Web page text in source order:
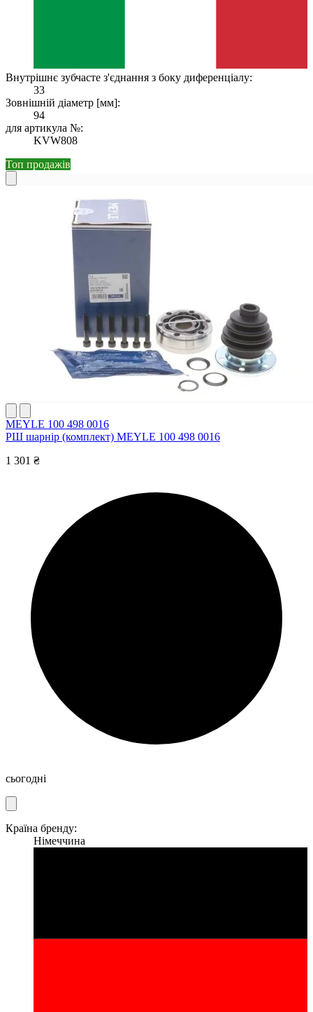
Внутрішнє зубчасте з'єднання з боку диференціалу:
33
Зовнішній діаметр [мм]:
94
для артикула №:
KVW808
Топ продажів
MEYLE 100 498 0016
РШ шарнір (комплект) MEYLE 100 498 0016
1 301 ₴
сьогодні
Країна бренду:
Німеччина